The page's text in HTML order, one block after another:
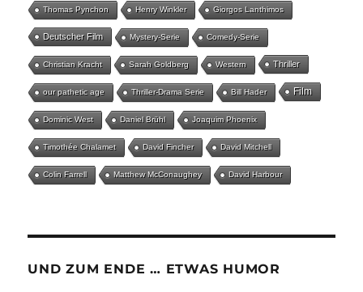
Thomas Pynchon Henry Winkler Giorgos Lanthimos
Deutscher Film Mystery-Serie Comedy-Serie
Christian Kracht Sarah Goldberg Western Thriller
our pathetic age Thriller-Drama Serie Bill Hader Film
Dominic West Daniel Brühl Joaquim Phoenix
Timothée Chalamet David Fincher David Mitchell
Colin Farrell Matthew McConaughey David Harbour
UND ZUM ENDE … ETWAS HUMOR